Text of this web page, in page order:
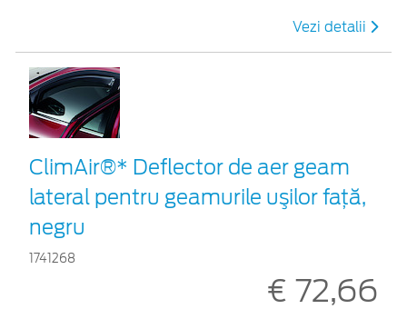
Vezi detalii
ClimAir®* Deflector de aer geam
lateral pentru geamurile uşilor faţă,
negru
1741268
€ 72,66